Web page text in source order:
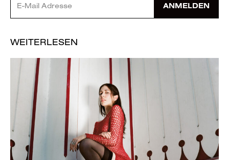
ANMELDEN
WEITERLESEN